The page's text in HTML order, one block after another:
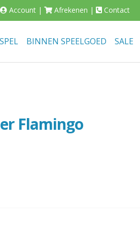
Account | Afrekenen | Contact
BINNEN SPEELGOED SALE
Flamingo